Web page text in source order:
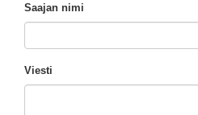
Saajan nimi
Viesti